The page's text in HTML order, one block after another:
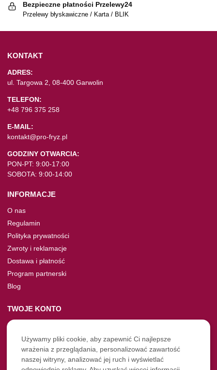
Bezpieczne płatności Przelewy24
Przelewy błyskawiczne / Karta / BLIK
KONTAKT
ADRES:
ul. Targowa 2, 08-400 Garwolin
TELEFON:
+48 796 375 258
E-MAIL:
kontakt@pro-fryz.pl
GODZINY OTWARCIA:
PON-PT: 9:00-17:00
SOBOTA: 9:00-14:00
INFORMACJE
O nas
Regulamin
Polityka prywatności
Zwroty i reklamacje
Dostawa i płatność
Program partnerski
Blog
TWOJE KONTO
Moje konto
Nie pamiętasz hasła?
Twoje zamówienia
Używamy pliki cookie, aby zapewnić Ci najlepsze
wrażenia z przeglądania, personalizować zawartość
naszej witryny, analizować jej ruch i wyświetlać